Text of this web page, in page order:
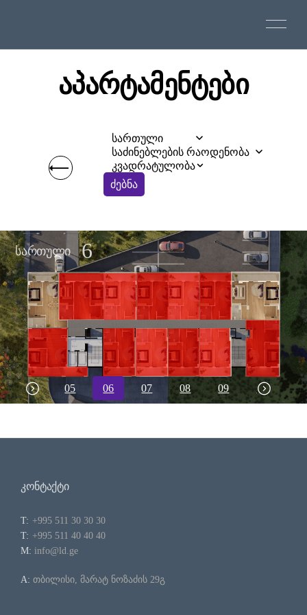
ᲞᲠᲝᲔᲥᲢᲔᲑᲘ
SARAJISHVILI
PASSAGE GLDANI
LISI CITY VIEW
PRIME LISI
CORNER GLDANI
VERDA MUKHIANI
ᲩᲕᲔᲜ ᲨᲔᲡᲐᲮᲔᲑ
ᲑᲘᲜᲘᲡ ᲐᲠᲩᲔᲕᲐ
ᲒᲐᲚᲔᲠᲔᲐ
ᲙᲝᲜᲢᲐᲥᲢᲘ
ᲐᲞᲐᲠᲢᲐᲛᲔᲜᲢᲔᲑᲘ
სართული
საძინებლების რაოდენობა
კვადრატულობა
ძებნა
ᲡᲐᲠᲗᲣᲚᲘ 6
04 05 06 07 08 09 10 11
ᲙᲝᲜᲢᲐᲥᲢᲘ
T: +995 511 30 30 30
T: +995 511 40 40 40
M: info@ld.ge
A: თბილისი, მარატ ნოზაძის 29გ